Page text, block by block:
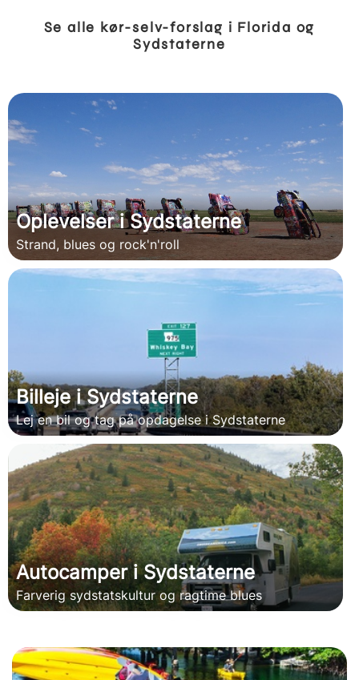
Se alle kør-selv-forslag i Florida og
Sydstaterne
Oplevelser i Sydstaterne
Strand, blues og rock'n'roll
Billeje i Sydstaterne
Lej en bil og tag på opdagelse i Sydstaterne
Autocamper i Sydstaterne
Farverig sydstatskultur og ragtime blues